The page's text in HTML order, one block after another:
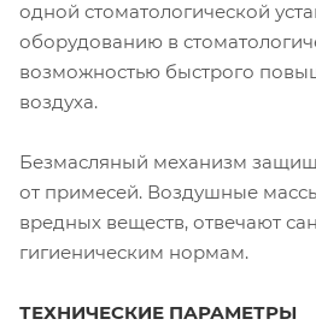
одной стоматологической
оборудованию в
возможностью быстрого
воздуха.
Безмасляный механизм
от примесей. Воздушные
вредных веществ, отвечают
гигиеническим нормам.
ТЕХНИЧЕСКИЕ ПАРАМЕТРЫ